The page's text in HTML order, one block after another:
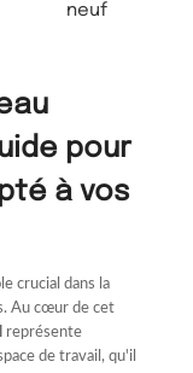
neuf
pour
à vos
crucial dans la
Au cœur de cet
représente
de travail, qu'il